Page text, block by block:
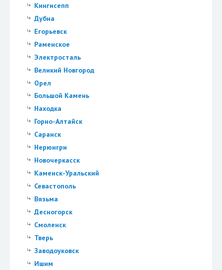
Кингисепп
Дубна
Егорьевск
Раменское
Электросталь
Великий Новгород
Орел
Большой Камень
Находка
Горно-Алтайск
Саранск
Нерюнгри
Новочеркасск
Каменск-Уральский
Севастополь
Вязьма
Десногорск
Смоленск
Тверь
Заводоуковск
Ишим